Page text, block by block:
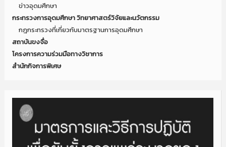
ข่าวอุดมศึกษา
กระทรวงการอุดมศึกษา วิทยาศาสตร์วิจัยและนวัตกรรม
กฎกระทรวงที่เกี่ยวกับมาตรฐานการอุดมศึกษา
สถาบันขงจื่อ
โครงการความร่วมมือทางวิชาการ
สำนักกิจการพิเศษ